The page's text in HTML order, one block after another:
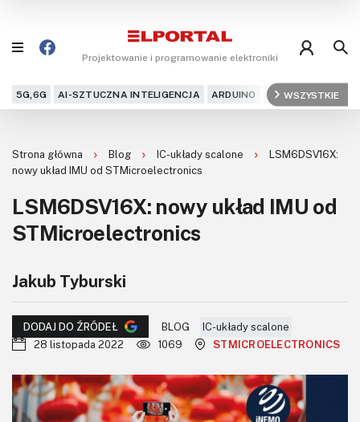
Projektowanie i programowanie elektroniki
5G,6G AI-SZTUCZNA INTELIGENCJA ARDUINO ARM AUDIO
WSZYSTKIE
Projekty
Kursy
DIY+
Czytelnia
Dla Ciebie
Kontakt
Strona główna Blog IC-układy scalone
LSM6DSV16X:
nowy układ IMU od STMicroelectronics
LSM6DSV16X: nowy układ IMU od
STMicroelectronics
Jakub Tyburski
DODAJ DO ŹRÓDEŁ BLOG
IC-układy scalone
28 listopada 2022
1069 STMICROELECTRONICS